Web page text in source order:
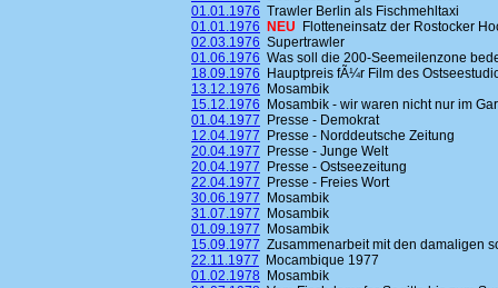
01.01.1976 Trawler Berlin als Fischmehltaxi
01.01.1976
NEU Flotteneinsatz der Rostocker
02.03.1976 Supertrawler
01.06.1976 Was soll die 200-Seemeilenzone
18.09.1976 Hauptpreis fÃ¼r Film des
13.12.1976 Mosambik
15.12.1976 Mosambik - wir waren nicht nur im
01.04.1977 Presse - Demokrat
12.04.1977 Presse - Norddeutsche Zeitung
20.04.1977 Presse - Junge Welt
20.04.1977 Presse - Ostseezeitung
22.04.1977 Presse - Freies Wort
30.06.1977 Mosambik
31.07.1977 Mosambik
01.09.1977 Mosambik
15.09.1977 Zusammenarbeit mit den damaligen
22.11.1977 Mocambique 1977
01.02.1978 Mosambik